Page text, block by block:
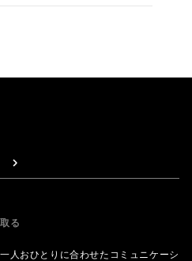
取る
人おひとりに合わせたコミュニケーシ